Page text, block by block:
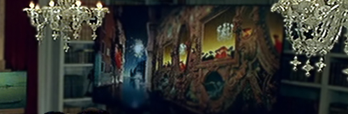
Книжные новинки
uspeh_2017